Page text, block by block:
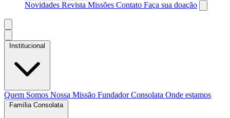
Novidades Revista Missões Contato Faça sua doação
Institucional
Quem Somos Nossa Missão FundadorConsolata Onde estamos
Família Consolata